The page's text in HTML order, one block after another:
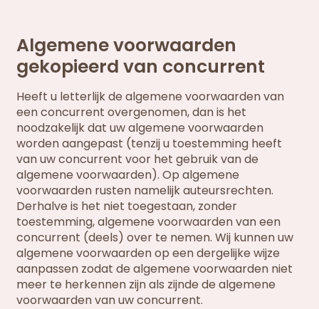
Algemene voorwaarden
gekopieerd van concurrent
Heeft u letterlijk de algemene voorwaarden van
een concurrent overgenomen, dan is het
noodzakelijk dat uw algemene voorwaarden
worden aangepast (tenzij u toestemming heeft
van uw concurrent voor het gebruik van de
algemene voorwaarden). Op algemene
voorwaarden rusten namelijk auteursrechten.
Derhalve is het niet toegestaan, zonder
toestemming, algemene voorwaarden van een
concurrent (deels) over te nemen. Wij kunnen uw
algemene voorwaarden op een dergelijke wijze
aanpassen zodat de algemene voorwaarden niet
meer te herkennen zijn als zijnde de algemene
voorwaarden van uw concurrent.